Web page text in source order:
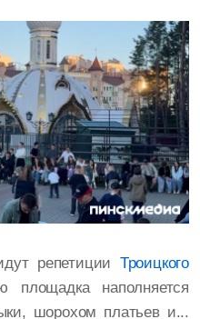
репетиции Троицкого
наполняется
шорохом платьев и...